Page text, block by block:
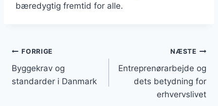
bæredygtig fremtid for alle.
Indlægsnavigation
FORRIGE
Byggekrav og
standarder i Danmark
NÆSTE
Entreprenørarbejde og
dets betydning for
erhvervslivet